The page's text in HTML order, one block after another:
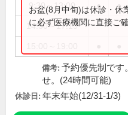
9:30～13:00 ● ●
14:30～17:15
お盆(8月中旬)は休診・休
に必ず医療機関に直接ご
備考: 予約優先制です
せ。(24時間可能)
休診日: 年末年始(12/31-1/3)